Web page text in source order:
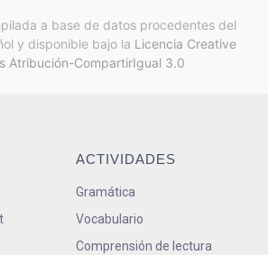
a base de datos procedentes del
y disponible bajo la Licencia Creative
Atribución-CompartirIgual 3.0
ACTIVIDADES
Gramática
Vocabulario
Comprensión de lectura